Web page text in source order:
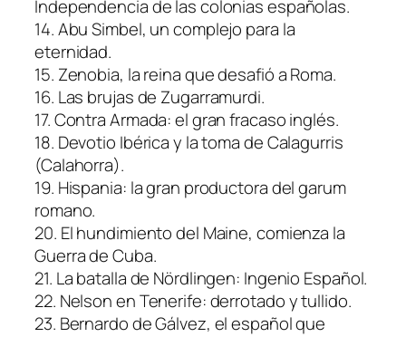
Independencia de las colonias españolas.
14. Abu Simbel, un complejo para la
eternidad.
15. Zenobia, la reina que desafió a Roma.
16. Las brujas de Zugarramurdi.
17. Contra Armada: el gran fracaso inglés.
18. Devotio Ibérica y la toma de Calagurris
(Calahorra).
19. Hispania: la gran productora del garum
romano.
20. El hundimiento del Maine, comienza la
Guerra de Cuba.
21. La batalla de Nördlingen: Ingenio Español.
22. Nelson en Tenerife: derrotado y tullido.
23. Bernardo de Gálvez, el español que